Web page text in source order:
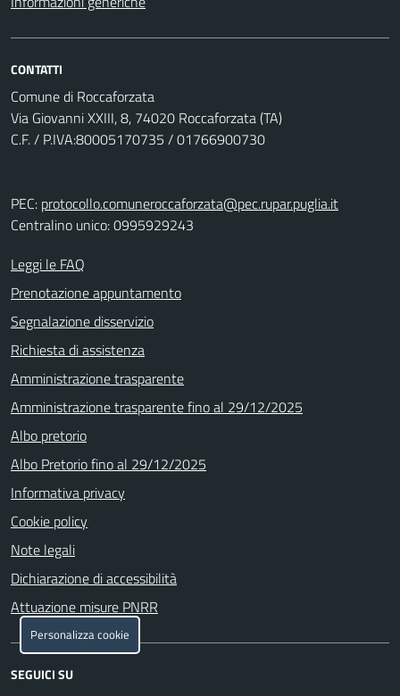
CONTATTI
Comune di Roccaforzata
Via Giovanni XXIII, 8, 74020 Roccaforzata (TA)
C.F. / P.IVA:80005170735 / 01766900730
PEC: protocollo.comuneroccaforzata@pec.rupar.puglia.it
Centralino unico: 0995929243
Leggi le FAQ
Prenotazione appuntamento
Segnalazione disservizio
Richiesta di assistenza
Amministrazione trasparente
Amministrazione trasparente fino al 29/12/2025
Albo pretorio
Albo Pretorio fino al 29/12/2025
Informativa privacy
Cookie policy
Note legali
Dichiarazione di accessibilità
Attuazione misure PNRR
SEGUICI SU
Personalizza cookie